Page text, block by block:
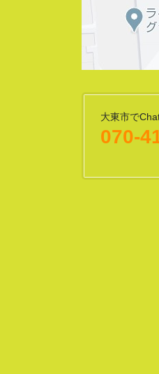
大東市で
070-